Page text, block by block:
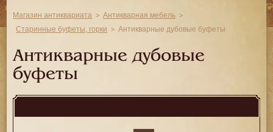
Магазин антиквариата
Антикварная мебель
Старинные буфеты, горки
Антикварные дубовые буфеты
Антикварные дубовые
буфеты